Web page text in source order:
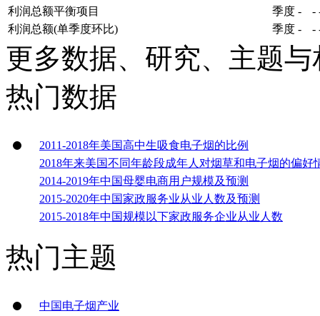
利润总额平衡项目
季度 - -
利润总额(单季度环比)
季度 - -
更多数据、研究、主题
热门数据
2011-2018年美国高中生吸食电子烟的比例
2018年来美国不同年龄段成年人对烟草和电子烟的偏好
2014-2019年中国母婴电商用户规模及预测
2015-2020年中国家政服务业从业人数及预测
2015-2018年中国规模以下家政服务企业从业人数
热门主题
中国电子烟产业